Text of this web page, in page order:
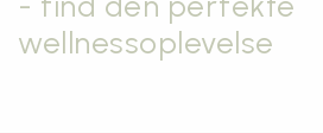
wellnessoplevelse